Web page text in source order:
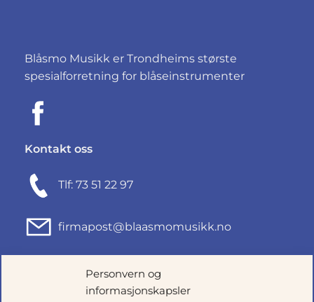
Personvern og
informasjonskapsler
Blåsmo Musikk er Trondheims største
spesialforretning for blåseinstrumenter
Kontakt oss
Tlf: 73 51 22 97
firmapost@blaasmomusikk.no
Fjordgata 46, 7010 TRONDHEIM